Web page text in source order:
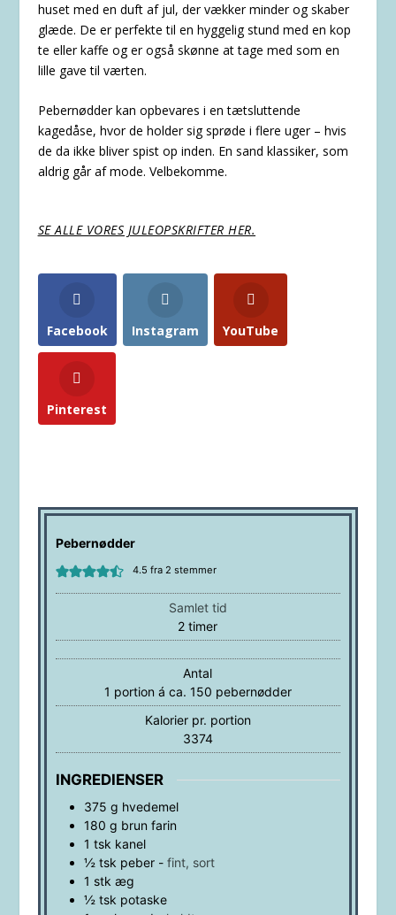
huset med en duft af jul, der vækker minder og skaber
glæde. De er perfekte til en hyggelig stund med en kop
te eller kaffe og er også skønne at tage med som en
lille gave til værten.
Pebernødder kan opbevares i en tætsluttende
kagedåse, hvor de holder sig sprøde i flere uger – hvis
de da ikke bliver spist op inden. En sand klassiker, som
aldrig går af mode. Velbekomme.
SE ALLE VORES JULEOPSKRIFTER HER.
Facebook Instagram YouTube
Pinterest
Pebernødder
4.5 fra 2 stemmer
Samlet tid
2timer
timer
Antal
1 portion á ca. 150 pebernødder
Kalorier pr. portion
3374
INGREDIENSER
375 g hvedemel
180 g brun farin
1 tsk kanel
½ tsk peber- fint, sort
1 stk æg
½ tsk potaske